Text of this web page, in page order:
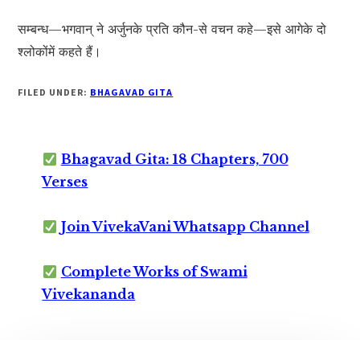
सम्बन्ध—भगवान् ने अर्जुनके प्रति कौन-से वचन कहे—इसे आगेके दो
श्लोकोंमें कहते हैं।
FILED UNDER: BHAGAVAD GITA
Bhagavad Gita: 18 Chapters, 700
Verses
Join VivekaVani Whatsapp Channel
Complete Works of Swami
Vivekananda